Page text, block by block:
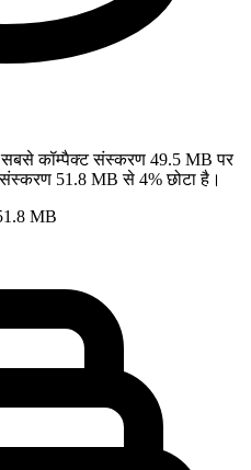
कॉम्पैक्ट संस्करण 49.5 MB पर
51.8 MB से 4% छोटा है।
MB